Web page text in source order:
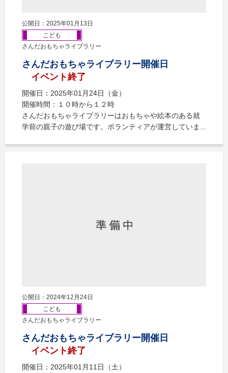
公開日：2025年01月13日
こども
さんだおもちゃライブラリー
さんだおもちゃライブラリー開催日
イベント終了
開催日：2025年01月24日（金）
開催時間：１０時から１２時
さんだおもちゃライブラリーはおもちゃや絵本のある就
学前の親子の遊び場です。ボランティアが運営していま...
公開日：2024年12月24日
こども
さんだおもちゃライブラリー
さんだおもちゃライブラリー開催日
イベント終了
開催日：2025年01月11日（土）